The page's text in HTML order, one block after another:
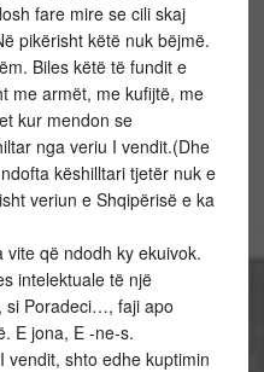
fare mire se cili skaj
pikërisht këtë nuk bëjmë.
Biles këtë të fundit e
me armët, me kufijtë, me
kur mendon se
nga veriu I vendit.(Dhe
këshilltari tjetër nuk e
veriun e Shqipërisë e ka
që ndodh ky ekuivok.
intelektuale të një
si Poradeci…, faji apo
E jona, E -ne-s.
vendit, shto edhe kuptimin